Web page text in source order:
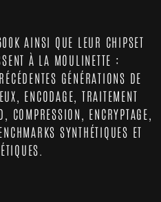
AINSI QUE LEUR CHIPSET
À LA MOULINETTE :
GÉNÉRATIONS DE
ENCODAGE, TRAITEMENT
ENCRYPTAGE,
SYNTHÉTIQUES ET